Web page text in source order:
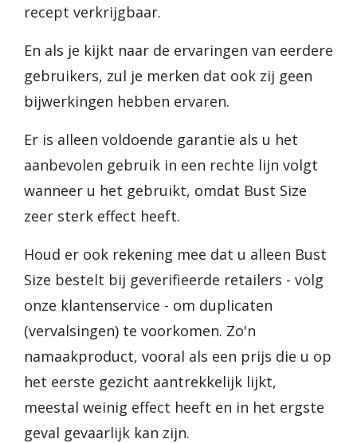
recept verkrijgbaar.
En als je kijkt naar de ervaringen van eerdere
gebruikers, zul je merken dat ook zij geen
bijwerkingen hebben ervaren.
Er is alleen voldoende garantie als u het
aanbevolen gebruik in een rechte lijn volgt
wanneer u het gebruikt, omdat Bust Size
zeer sterk effect heeft.
Houd er ook rekening mee dat u alleen Bust
Size bestelt bij geverifieerde retailers - volg
onze klantenservice - om duplicaten
(vervalsingen) te voorkomen. Zo'n
namaakproduct, vooral als een prijs die u op
het eerste gezicht aantrekkelijk lijkt,
meestal weinig effect heeft en in het ergste
geval gevaarlijk kan zijn.